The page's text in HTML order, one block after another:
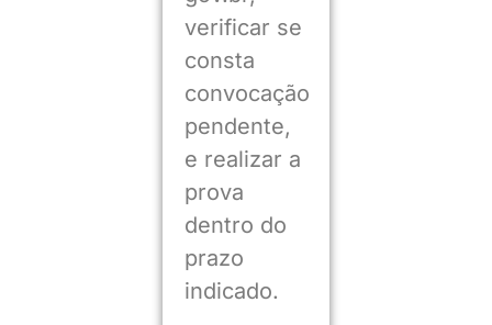
verificar se
consta
convocação
pendente,
e realizar a
prova
dentro do
prazo
indicado.